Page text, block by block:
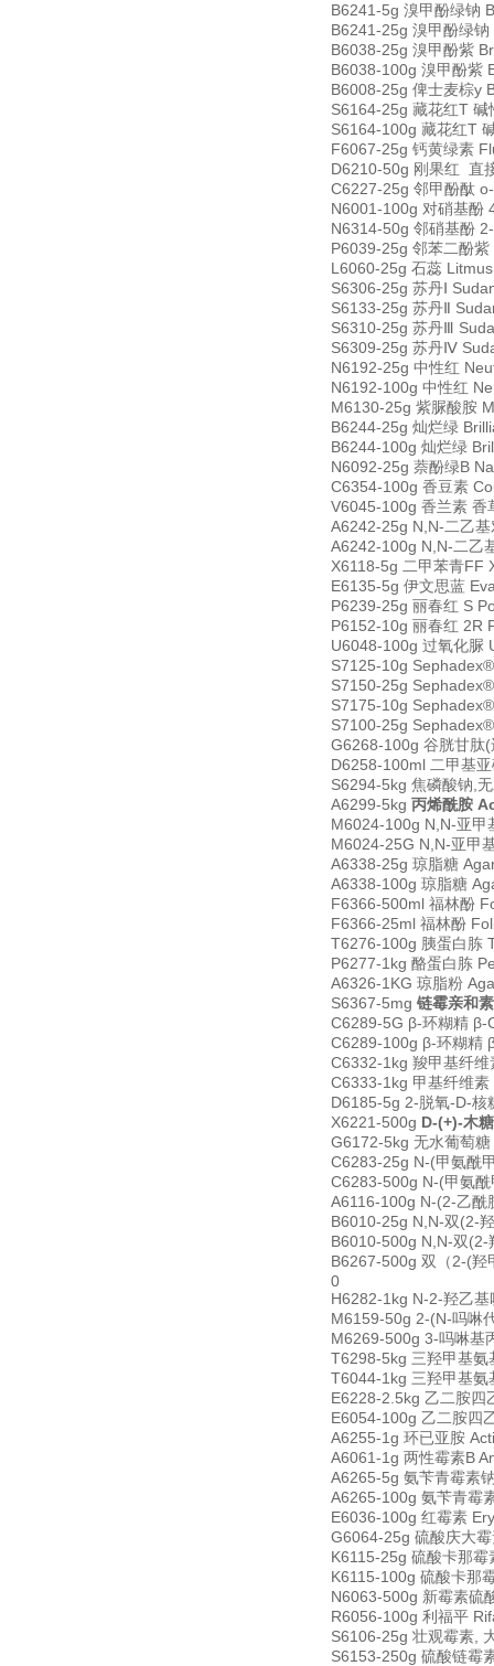
B6241-5g 溴甲酚绿钠
B6241-25g 溴甲酚绿
B6038-25g 溴甲酚紫
B6038-100g 溴甲酚紫
B6008-25g 俾士麦棕y
S6164-25g 藏花红T
S6164-100g 藏花红T
F6067-25g 钙黄绿素
D6210-50g 刚果红 直
C6227-25g 邻甲酚酞
N6001-100g 对硝基酚
N6314-50g 邻硝基酚
P6039-25g 邻苯二酚
L6060-25g 石蕊
S6306-25g 苏丹Ⅰ
S6133-25g 苏丹Ⅱ
S6310-25g 苏丹Ⅲ
S6309-25g 苏丹Ⅳ
N6192-25g 中性红
N6192-100g 中性红
M6130-25g 紫脲酸胺
B6244-25g 灿烂绿
B6244-100g 灿烂绿
N6092-25g 萘酚绿B
C6354-100g 香豆素
V6045-100g 香兰素 香
A6242-25g N,N-二乙
A6242-100g N,N-二乙
X6118-5g 二甲苯青FF
E6135-5g 伊文思蓝
P6239-25g 丽春红 S
P6152-10g 丽春红 2R
U6048-100g 过氧化脲
S7125-10g
S7150-25g
S7175-10g
S7100-25g
G6268-100g 谷胱甘肽
D6258-100ml 二甲基
S6294-5kg 焦磷酸钠,
A6299-5kg 丙烯酰胺
M6024-100g N,N-亚
M6024-25G N,N-亚甲
A6338-25g 琼脂糖
A6338-100g 琼脂糖
F6366-500ml 福林酚
F6366-25ml 福林酚
T6276-100g 胰蛋白胨
P6277-1kg 酪蛋白胨
A6326-1KG 琼脂粉
S6367-5mg 链霉亲和
C6289-5G β-环糊精 β-
C6289-100g β-环糊精
C6332-1kg 羧甲基纤
C6333-1kg 甲基纤维
D6185-5g 2-脱氧-D-
X6221-500g D-(+)-木
G6172-5kg 无水葡萄
C6283-25g N-(甲氨酰
C6283-500g N-(甲氨
A6116-100g N-(2-乙酰
B6010-25g N,N-双(2-
B6010-500g N,N-双
B6267-500g 双（2-(
0
H6282-1kg N-2-羟乙
M6159-50g 2-(N-吗啉
M6269-500g 3-吗啉基
T6298-5kg 三羟甲基
T6044-1kg 三羟甲基氨
E6228-2.5kg 乙二胺四
E6054-100g 乙二胺四
A6255-1g 环已亚胺
A6061-1g 两性霉素B
A6265-5g 氨苄青霉素
A6265-100g 氨苄青霉
E6036-100g 红霉素
G6064-25g 硫酸庆大
K6115-25g 硫酸卡那
K6115-100g 硫酸卡那
N6063-500g 新霉素硫
R6056-100g 利福平
S6106-25g 壮观霉素,
S6153-250g 硫酸链霉